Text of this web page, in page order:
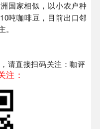
国家相似，以小农户种
10吨咖啡豆，目前出口邻
。
请直接扫码关注：咖评
注：